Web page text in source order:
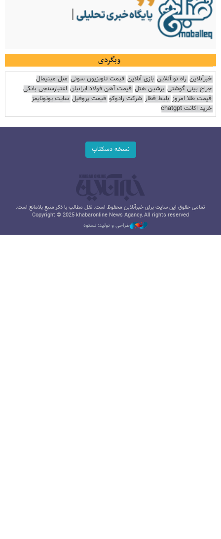
وبگردی
خبرآنلاین راه نو آنلاین بازی آنلاین قیمت تلویزیون سونی مبل مینیمال
جراح بینی گوشتی پرشین هتل قیمت آهن فولاد ایرانیان اعتبارسنجی بانکی
قیمت طلا امروز بلیط قطار شرکت رادوکو قیمت پروفیل سایت یوتوتایمز
خرید اکانت chatgpt
نسخه دسکتاپ
تمامی حقوق این سایت برای خبرآنلاین محفوظ است. نقل مطالب با ذکر منبع بلامانع است.
Copyright © 2025 khabaronline News Agancy, All rights reserved
طراحی و تولید: نستوه